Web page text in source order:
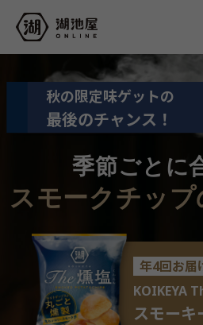
年4回お届
KOIKEYA
スモーキ
季節ごとに
スモークチップ
秋の限定味ゲットの
最後のチャンス！